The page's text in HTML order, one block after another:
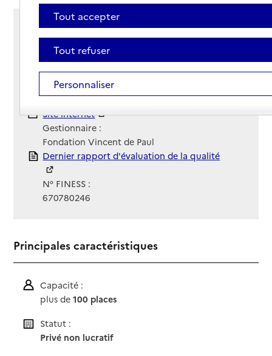
31 rue Saint-Charles
67300 - Schiltigheim
Voir itinéraire
Téléphone :
03 88 62 12 12
Contact
Contact
Site Internet
Site internet
Gestionnaire :
Fondation Vincent de Paul
Rapport HAS
Dernier rapport d'évaluation de la qualité
N° FINESS :
670780246
Principales caractéristiques
Capacité :
plus de100 places
Statut :
Privé non lucratif
Tout accepter
Tout refuser
Personnaliser